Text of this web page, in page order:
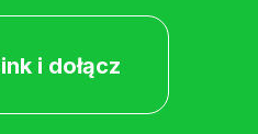
i dołącz